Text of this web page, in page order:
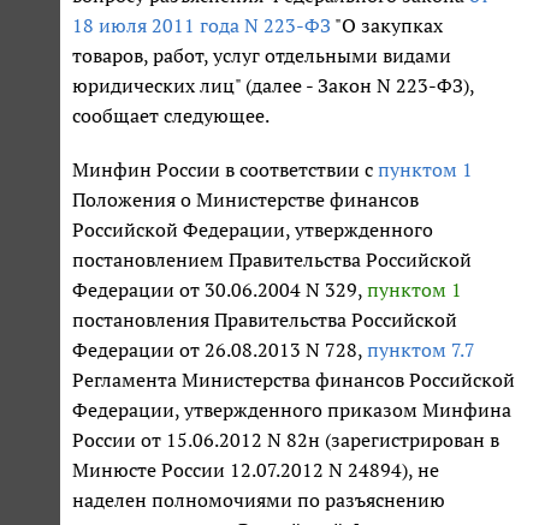
18 июля 2011 года N 223-ФЗ "О закупках
товаров, работ, услуг отдельными видами
юридических лиц" (далее - Закон N 223-ФЗ),
сообщает следующее.
Минфин России в соответствии с пунктом 1
Положения о Министерстве финансов
Российской Федерации, утвержденного
постановлением Правительства Российской
Федерации от 30.06.2004 N 329, пунктом 1
постановления Правительства Российской
Федерации от 26.08.2013 N 728, пунктом 7.7
Регламента Министерства финансов Российской
Федерации, утвержденного приказом Минфина
России от 15.06.2012 N 82н (зарегистрирован в
Минюсте России 12.07.2012 N 24894), не
наделен полномочиями по разъяснению